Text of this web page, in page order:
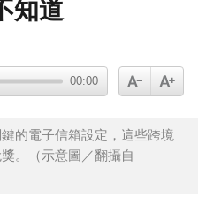
知道
00:00
的電子信箱設定，這些跨境
。（示意圖／翻攝自